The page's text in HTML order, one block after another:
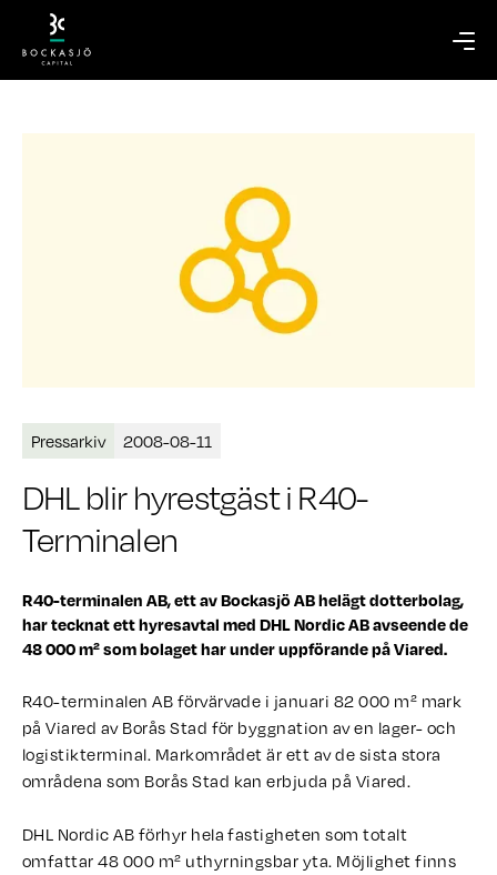
Pressarkiv 2008-08-11
DHL blir hyrestgäst i R40-
Terminalen
R40-terminalen AB, ett av Bockasjö AB helägt dotterbolag,
har tecknat ett hyresavtal med DHL Nordic AB avseende de
48 000 m² som bolaget har under uppförande på Viared.
R40-terminalen AB förvärvade i januari 82 000 m² mark
på Viared av Borås Stad för byggnation av en lager- och
logistikterminal. Markområdet är ett av de sista stora
områdena som Borås Stad kan erbjuda på Viared.
DHL Nordic AB förhyr hela fastigheten som totalt
omfattar 48 000 m² uthyrningsbar yta. Möjlighet finns